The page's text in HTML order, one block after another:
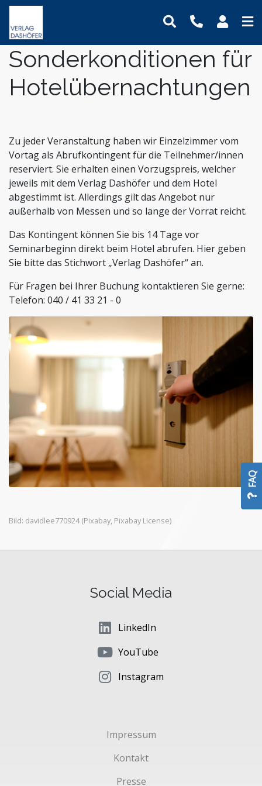
Online-Seminare
Online-Lehrgänge
VideoCampus
Seminare
Lehrgänge
Tagungen
Fachbücher
Handbücher
Software
Formulare
Assistenz und Sekretariat
Bauwesen und Architektur
Betriebsrat und Arbeitnehmervertretung
Digitalisierung
Immobilien und Grundbesitz
Krankenhaus und Pflege
Management und Unternehmensführung
Nachhaltigkeit
Steuern, Finanzen und Controlling
Stiftungen und Non-Profit Organisationen
Zoll und Außenhandel
Newsletter
Podcasts
FAQ
Das Team
Kontaktformular
Unsere Profis
Presse
Karriere
Online-Weiterbildung
Präsenz-Weiterbildung
Themen
Dashöfer
Mein Benutzerkonto
Logout
Sonderkonditionen für
Hotelübernachtungen
Zu jeder Veranstaltung haben wir Einzelzimmer vom
Vortag als Abrufkontingent für die Teilnehmer/innen
reserviert. Sie erhalten einen Vorzugspreis, welcher
jeweils mit dem Verlag Dashöfer und dem Hotel
abgestimmt ist. Allerdings gilt das Angebot nur
außerhalb von Messen und so lange der Vorrat reicht.
Das Kontingent können Sie bis 14 Tage vor
Seminarbeginn direkt beim Hotel abrufen. Hier geben
Sie bitte das Stichwort „Verlag Dashöfer“ an.
Für Fragen bei Ihrer Buchung kontaktieren Sie gerne:
Telefon: 040 / 41 33 21 - 0
Bild: davidlee770924(Pixabay, Pixabay License)
Social Media
LinkedIn
YouTube
Instagram
Impressum
Kontakt
Presse
FAQ